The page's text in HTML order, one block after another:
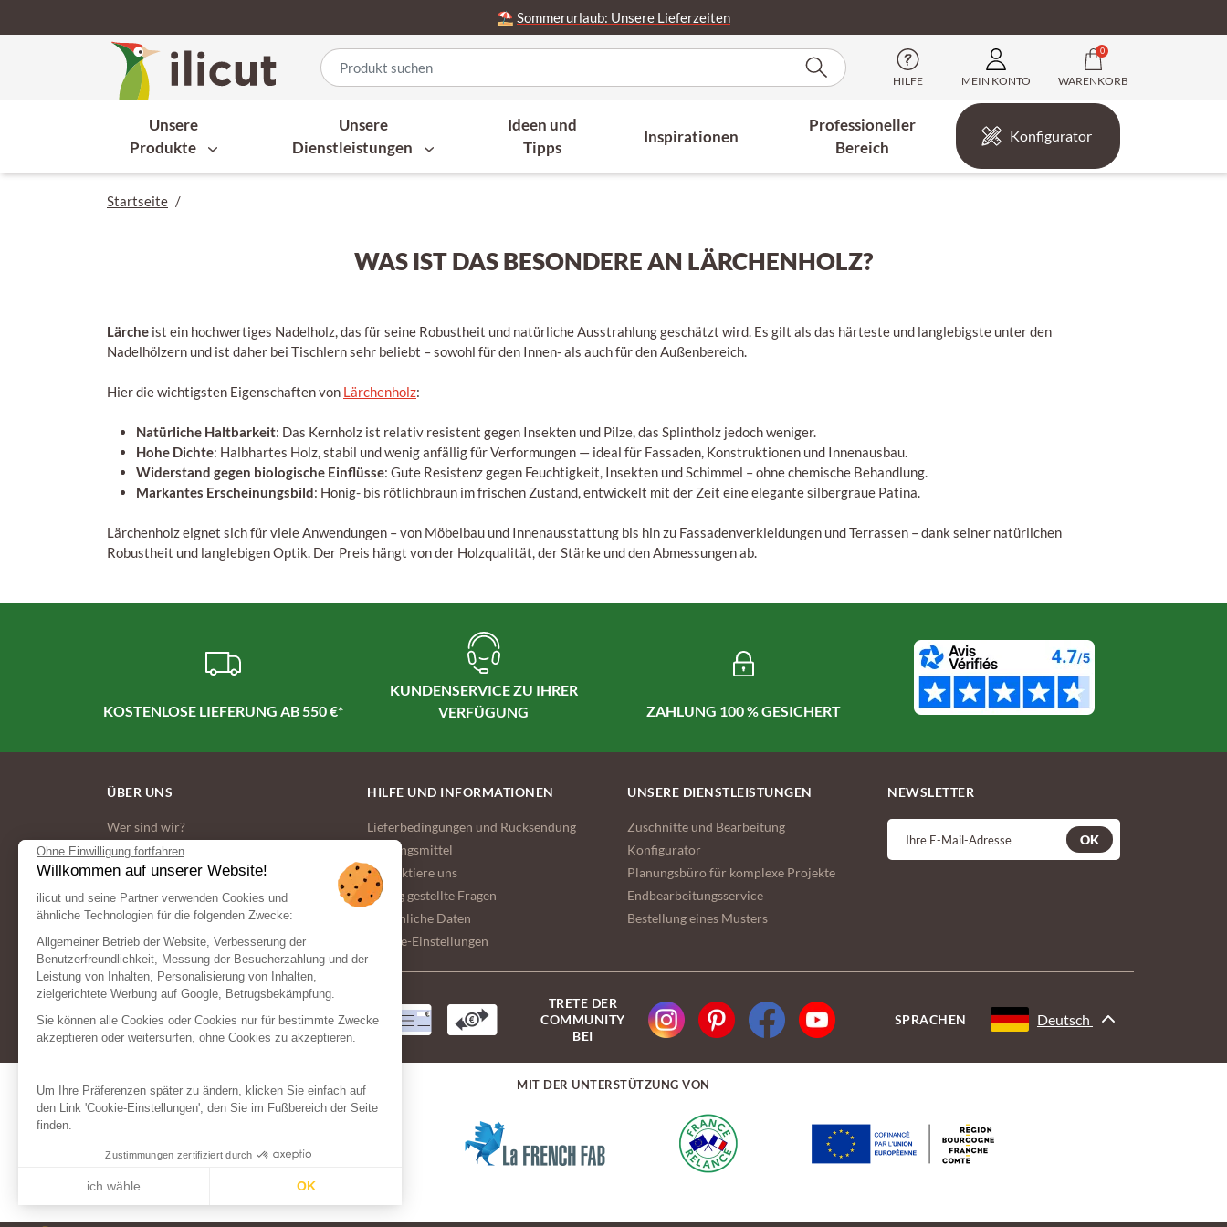
Ohne Einwilligung fortfahren
Willkommen auf unserer Website!
ilicut und seine Partner verwenden Cookies und
ähnliche Technologien für die folgenden Zwecke:
Allgemeiner Betrieb der Website, Verbesserung der
Benutzerfreundlichkeit, Messung der Besucherzahlung und der
Leistung von Inhalten, Personalisierung von Inhalten,
zielgerichtete Werbung auf Google, Betrugsbekämpfung.
Sie können alle Cookies oder Cookies nur für bestimmte Zwecke
akzeptieren oder weitersurfen, ohne Cookies zu akzeptieren.
Um Ihre Präferenzen später zu ändern, klicken Sie einfach auf
den Link 'Cookie-Einstellungen', den Sie im Fußbereich der Seite
finden.
Zustimmungen zertifiziert durch
ich wähle OK
⛱️ Sommerurlaub: Unsere Lieferzeiten
HILFE MEIN KONTO
0
WARENKORB
Unsere
Produkte
Unsere
Dienstleistungen
Ideen und
Tipps
Inspirationen
Professioneller
Bereich
Konfigurator
Startseite /
WAS IST DAS BESONDERE AN LÄRCHENHOLZ?
Lärche ist ein hochwertiges Nadelholz, das für seine Robustheit und natürliche Ausstrahlung geschätzt wird. Es gilt als das härteste und langlebigste unter den
Nadelhölzern und ist daher bei Tischlern sehr beliebt – sowohl für den Innen- als auch für den Außenbereich.
Hier die wichtigsten Eigenschaften von Lärchenholz:
Natürliche Haltbarkeit: Das Kernholz ist relativ resistent gegen Insekten und Pilze, das Splintholz jedoch weniger.
Hohe Dichte: Halbhartes Holz, stabil und wenig anfällig für Verformungen — ideal für Fassaden, Konstruktionen und Innenausbau.
Widerstand gegen biologische Einflüsse: Gute Resistenz gegen Feuchtigkeit, Insekten und Schimmel – ohne chemische Behandlung.
Markantes Erscheinungsbild: Honig- bis rötlichbraun im frischen Zustand, entwickelt mit der Zeit eine elegante silbergraue Patina.
Lärchenholz eignet sich für viele Anwendungen – von Möbelbau und Innenausstattung bis hin zu Fassadenverkleidungen und Terrassen – dank seiner natürlichen
Robustheit und langlebigen Optik. Der Preis hängt von der Holzqualität, der Stärke und den Abmessungen ab.
KOSTENLOSE LIEFERUNG AB 550 €*
KUNDENSERVICE ZU IHRER
VERFÜGUNG
ZAHLUNG 100 % GESICHERT
ÜBER UNS
Wer sind wir?
Unser Engagement für die Umwelt
Allgemeine Geschaftsbedingungen
HILFE UND INFORMATIONEN
Lieferbedingungen und Rücksendung
Zahlungsmittel
Kontaktiere uns
Häufig gestellte Fragen
persönliche Daten
Cookie-Einstellungen
UNSERE DIENSTLEISTUNGEN
Zuschnitte und Bearbeitung
Konfigurator
Planungsbüro für komplexe Projekte
Endbearbeitungsservice
Bestellung eines Musters
NEWSLETTER
OK
ZAHLUNGSMITTEL
TRETE DER
COMMUNITY
BEI
SPRACHEN Deutsch
MIT DER UNTERSTÜTZUNG VON